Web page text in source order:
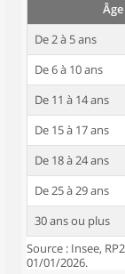
Âge
De 2 à 5 ans
De 6 à 10 ans
De 11 à 14 ans
De 15 à 17 ans
De 18 à 24 ans
De 25 à 29 ans
30 ans ou plus
Source : Insee,
01/01/2026.